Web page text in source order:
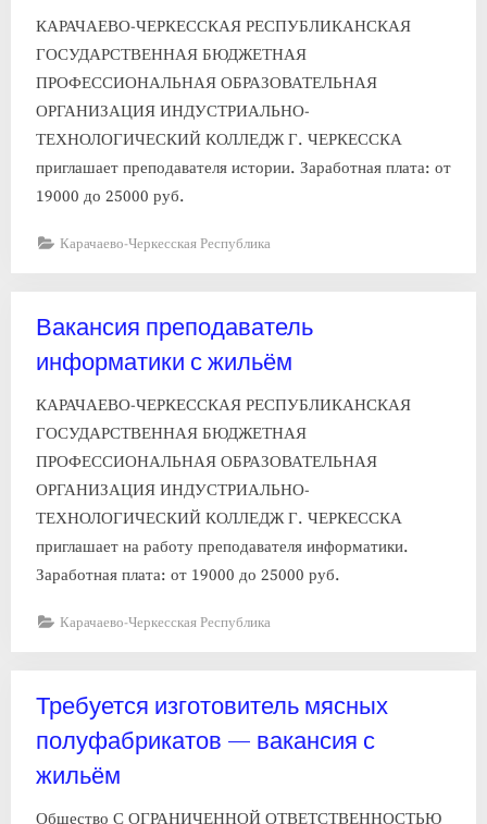
КАРАЧАЕВО-ЧЕРКЕССКАЯ РЕСПУБЛИКАНСКАЯ
ГОСУДАРСТВЕННАЯ БЮДЖЕТНАЯ
ПРОФЕССИОНАЛЬНАЯ ОБРАЗОВАТЕЛЬНАЯ
ОРГАНИЗАЦИЯ ИНДУСТРИАЛЬНО-
ТЕХНОЛОГИЧЕСКИЙ КОЛЛЕДЖ Г. ЧЕРКЕССКА
приглашает преподавателя истории. Заработная плата: от
19000 до 25000 руб.
Карачаево-Черкесская Республика
Вакансия преподаватель
информатики с жильём
КАРАЧАЕВО-ЧЕРКЕССКАЯ РЕСПУБЛИКАНСКАЯ
ГОСУДАРСТВЕННАЯ БЮДЖЕТНАЯ
ПРОФЕССИОНАЛЬНАЯ ОБРАЗОВАТЕЛЬНАЯ
ОРГАНИЗАЦИЯ ИНДУСТРИАЛЬНО-
ТЕХНОЛОГИЧЕСКИЙ КОЛЛЕДЖ Г. ЧЕРКЕССКА
приглашает на работу преподавателя информатики.
Заработная плата: от 19000 до 25000 руб.
Карачаево-Черкесская Республика
Требуется изготовитель мясных
полуфабрикатов — вакансия с
жильём
Общество С ОГРАНИЧЕННОЙ ОТВЕТСТВЕННОСТЬЮ